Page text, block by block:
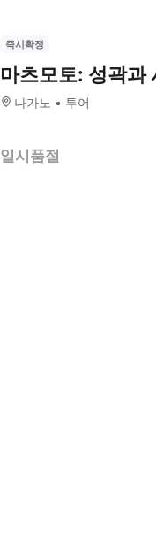
즉시확정
마츠모토: 성곽과
나가노 투어
일시품절